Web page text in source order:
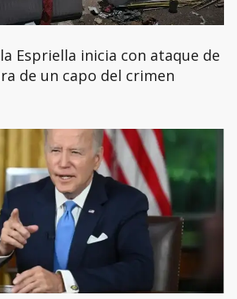
Espriella inicia con ataque de
de un capo del crimen